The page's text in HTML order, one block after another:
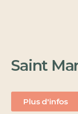
Saint
Plus d'infos